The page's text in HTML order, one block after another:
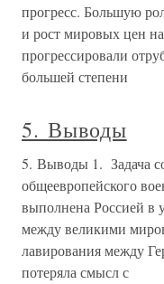
прогресс. Большую
и рост мировых цен
прогрессировали
большей степени
5. Выводы
5. Выводы 1. Задача
общеевропейского
выполнена Россией в
между великими
лавирования между
потеряла смысл с